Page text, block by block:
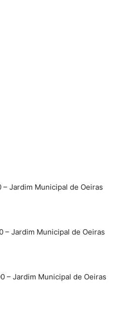
– Jardim Municipal de Oeiras
– Jardim Municipal de Oeiras
– Jardim Municipal de Oeiras